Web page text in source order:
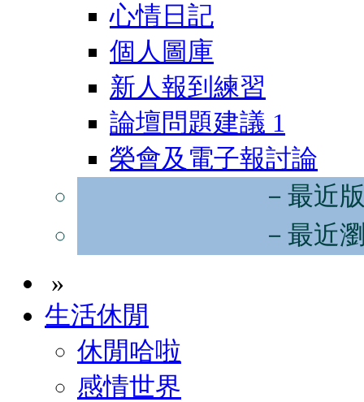
心情日記
個人圖庫
新人報到練習
論壇問題建議 1
榮會及電子報討論
－最近
－最近
»
生活休閒
休閒哈啦
感情世界